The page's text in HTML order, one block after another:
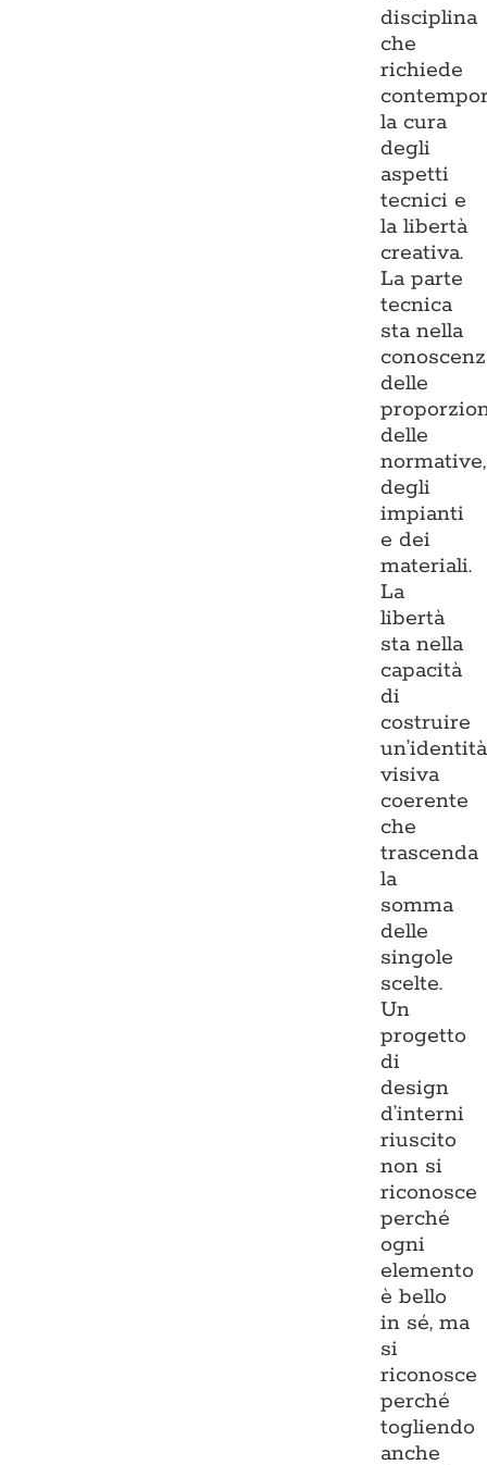
disciplina
che
richiede
la cura
degli
aspetti
tecnici e
la libertà
creativa.
La parte
tecnica
sta nella
delle
delle
normative,
degli
impianti
e dei
materiali.
La
libertà
sta nella
capacità
di
costruire
un’identità
visiva
coerente
che
trascenda
la
somma
delle
singole
scelte.
Un
progetto
di
design
d’interni
riuscito
non si
riconosce
perché
ogni
elemento
è bello
in sé, ma
si
riconosce
perché
togliendo
anche